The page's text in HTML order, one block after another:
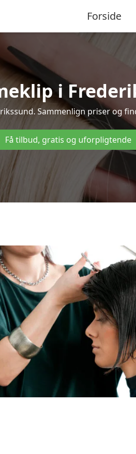
Forside
i
Sammenlign priser og
Få tilbud, gratis og uforpligtende